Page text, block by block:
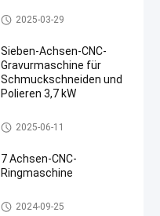
Seven Axis Jewelry Carving Machine
2025-03-29
Sieben-Achsen-CNC-
Gravurmaschine für
Schmuckschneiden und
Polieren 3,7 kW
Seven Axis Jewelry Carving M
achine
2025-06-11
7 Achsen-CNC-
Ringmaschine
Seven Axis Jewelry Carving M
2024-09-25